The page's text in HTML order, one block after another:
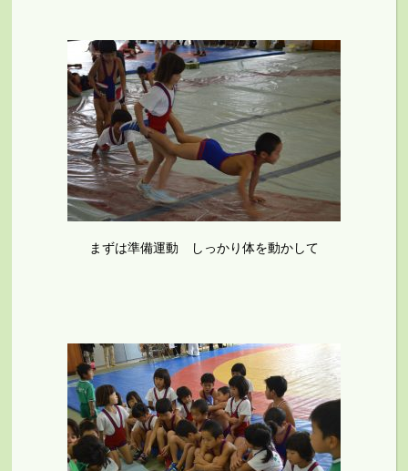
まずは準備運動 しっかり体を動かして